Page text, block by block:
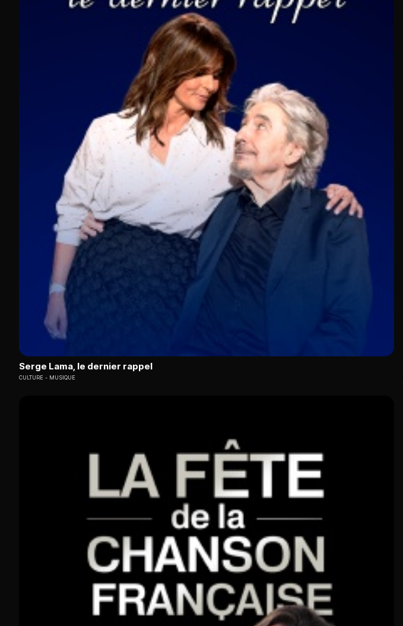
Serge Lama, le dernier rappel
CULTURE MUSIQUE